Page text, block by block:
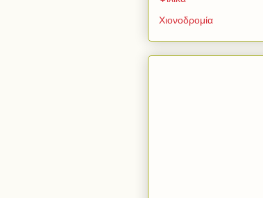
Χιονοδρομία